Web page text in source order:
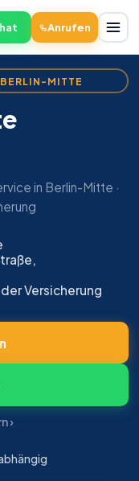
Anrufen
MITTE
in Berlin-Mitte ·
Versicherung
›